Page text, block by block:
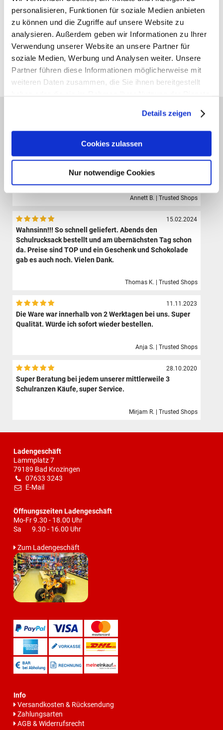
personalisieren, Funktionen für soziale Medien anbieten
zu können und die Zugriffe auf unsere Website zu
analysieren. Außerdem geben wir Informationen zu Ihrer
Verwendung unserer Website an unsere Partner für
soziale Medien, Werbung und Analysen weiter. Unsere
Partner führen diese Informationen möglicherweise mit
weiteren Daten zusammen, die Sie ihnen bereitgestellt
Details zeigen
Cookies zulassen
Nur notwendige Cookies
Gutscheine bestellen
Alle Preise verstehen sich inklusive der gesetzl. MwSt. und zzgl.
Versand(ab 39,00 € Bestellwert versandkostenfrei!)
Sporttaschen, Schulranzen und Zubehör.Die Bestellung
ist sehr einfach und der Versand erfolgte sehr schnell.
Annett B. | Trusted Shops
15.02.2024
Wahnsinn!!! So schnell geliefert. Abends den
Schulrucksack bestellt und am übernächsten Tag schon
da. Preise sind TOP und ein Geschenk und Schokolade
gab es auch noch. Vielen Dank.
Thomas K. | Trusted Shops
11.11.2023
Die Ware war innerhalb von 2 Werktagen bei uns. Super
Qualität. Würde ich sofort wieder bestellen.
Anja S. | Trusted Shops
28.10.2020
Super Beratung bei jedem unserer mittlerweile 3
Schulranzen Käufe, super Service.
Mirjam R. | Trusted Shops
Ladengeschäft
Lammplatz 7
79189 Bad Krozingen
07633 3243
E-Mail
Öffnungszeiten Ladengeschäft
Mo-Fr 9.30 - 18.00 Uhr
Sa 9.30 - 16.00 Uhr
Zum Ladengeschäft
Info
Versandkosten & Rücksendung
Zahlungsarten
AGB & Widerrufsrecht